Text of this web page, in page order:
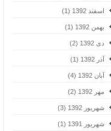
اسفند 1392 (1)
بهمن 1392 (1)
دی 1392 (2)
آذر 1392 (1)
آبان 1392 (4)
مهر 1392 (2)
شهریور 1392 (3)
شهریور 1391 (1)